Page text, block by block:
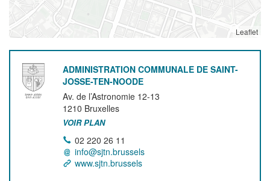
Leaflet
ADMINISTRATION COMMUNALE DE SAINT-
JOSSE-TEN-NOODE
Av. de l’Astronomie 12-13
1210 Bruxelles
VOIR PLAN
02 220 26 11
info@sjtn.brussels
www.sjtn.brussels